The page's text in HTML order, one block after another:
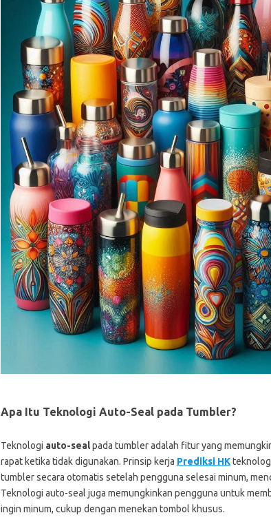
Apa Itu Teknologi Auto-Seal pada Tumbler?
Teknologi auto-sealpada tumbler adalah fitur yang
rapat ketika tidak digunakan. Prinsip kerja Prediksi HK
tumbler secara otomatis setelah pengguna selesai minum,
Teknologi auto-seal juga memungkinkan pengguna untuk
ingin minum, cukup dengan menekan tombol khusus.